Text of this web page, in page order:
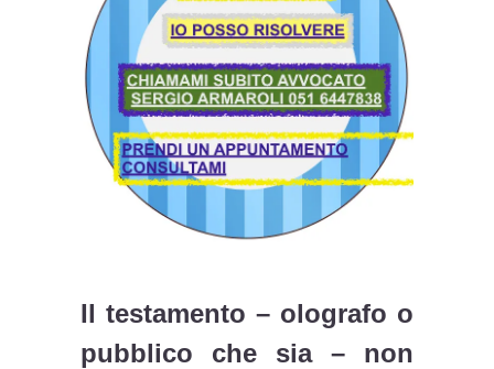
Il testamento – olografo o
pubblico che sia – non